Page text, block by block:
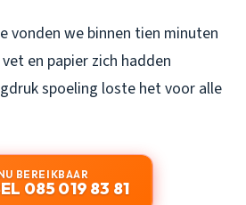
vonden we binnen tien minuten
en papier zich hadden
spoeling loste het voor alle
BEREIKBAAR
085 019 83 81